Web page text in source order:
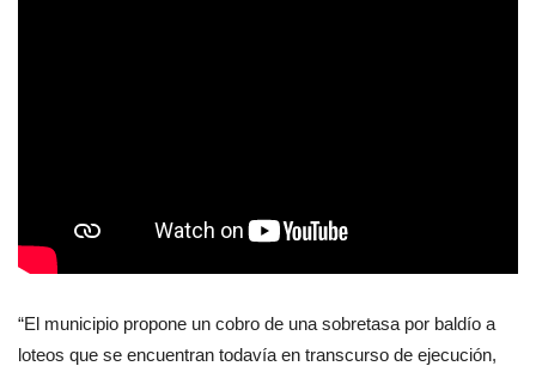
“El municipio propone un cobro de una sobretasa por baldío a
loteos que se encuentran todavía en transcurso de ejecución,